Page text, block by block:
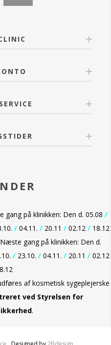
gang på klinikken: Den d. 05.08 /
/ 04.11. / 20.11 / 02.12 / 18.12
Næste gang på klinikken: Den d.
/ 23.10. / 04.11. / 20.11 / 02.12
af kosmetisk sygeplejerske
ved Styrelsen for
.